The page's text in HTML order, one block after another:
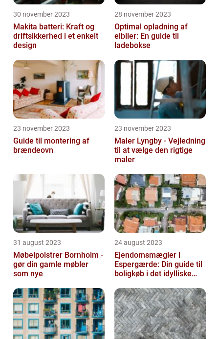
30 november 2023
Makita batteri: Kraft og
driftsikkerhed i et enkelt
design
28 november 2023
Optimal opladning af
elbiler: En guide til
ladebokse
23 november 2023
Guide til montering af
brændeovn
23 november 2023
Maler Lyngby - Vejledning
til at vælge den rigtige
maler
31 august 2023
Møbelpolstrer Bornholm -
gør din gamle møbler
som nye
24 august 2023
Ejendomsmægler i
Espergærde: Din guide til
boligkøb i det idylliske